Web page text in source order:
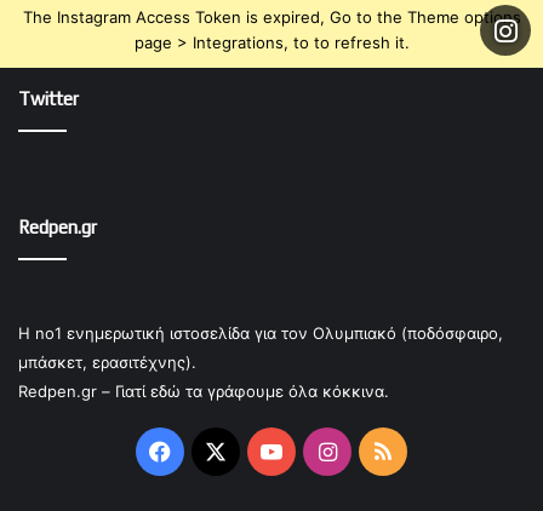
The Instagram Access Token is expired, Go to the Theme options
page > Integrations, to to refresh it.
Twitter
Redpen.gr
Η no1 ενημερωτική ιστοσελίδα για τον Ολυμπιακό (ποδόσφαιρο,
μπάσκετ, ερασιτέχνης).
Redpen.gr – Γιατί εδώ τα γράφουμε όλα κόκκινα.
Facebook
X YouTubeInstagram
RSS